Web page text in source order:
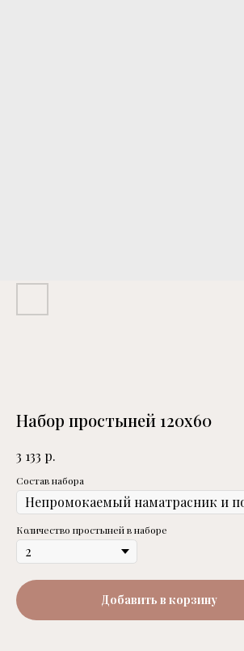
Набор простыней 120х60
3 133 р.
Состав набора
Количество простыней в наборе
Добавить в корзину